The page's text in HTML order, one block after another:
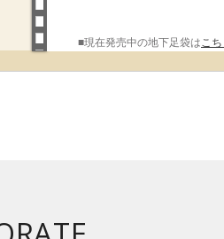
■現在発売中の地下足袋はこ